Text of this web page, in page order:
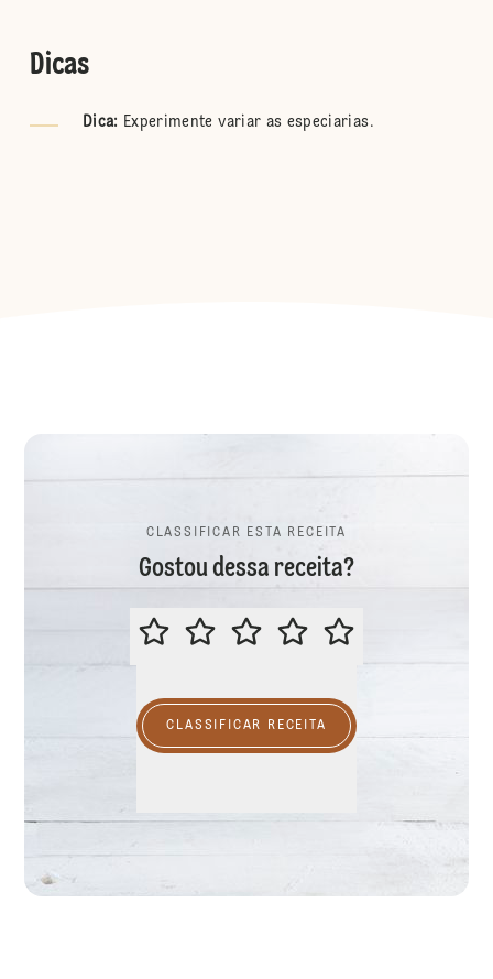
Dicas
Dica: Experimente variar as especiarias.
CLASSIFICAR ESTA RECEITA
Gostou dessa receita?
CLASSIFICAR ESTA RECEITA
CLASSIFICAR RECEITA